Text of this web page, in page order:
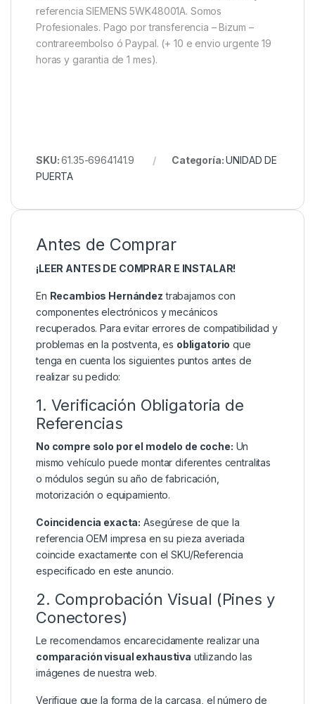
referencia SIEMENS 5WK48001A. Somos
Profesionales. Pago por transferencia – Bizum –
contrareembolso ó Paypal. (+ 10 e envio urgente 19
horas y garantia de 1 mes).
SKU:61.35-6964141.9 Categoría:UNIDAD DE
PUERTA
Antes de Comprar
¡LEER ANTES DE COMPRAR E INSTALAR!
En Recambios Hernández trabajamos con
componentes electrónicos y mecánicos
recuperados. Para evitar errores de compatibilidad y
problemas en la postventa, es obligatorio que
tenga en cuenta los siguientes puntos antes de
realizar su pedido:
1. Verificación Obligatoria de
Referencias
No compre solo por el modelo de coche: Un
mismo vehículo puede montar diferentes centralitas
o módulos según su año de fabricación,
motorización o equipamiento.
Coincidencia exacta: Asegúrese de que la
referencia OEM impresa en su pieza averiada
coincide exactamente con el SKU/Referencia
especificado en este anuncio.
2. Comprobación Visual (Pines y
Conectores)
Le recomendamos encarecidamente realizar una
comparación visual exhaustiva utilizando las
imágenes de nuestra web.
Verifique que la forma de la carcasa, el número de